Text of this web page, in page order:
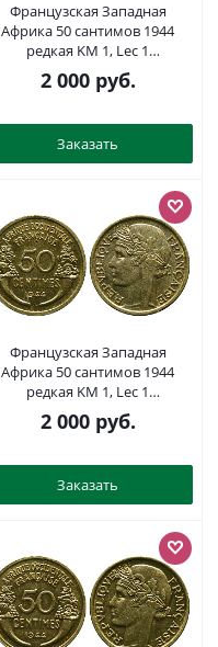
Французская Западная
Африка 50 сантимов 1944
редкая KM 1, Lec 1
алюминиевая бронза aUNC
4381-933
2 000руб.
Заказать
Французская Западная
Африка 50 сантимов 1944
редкая KM 1, Lec 1
алюминиевая бронза aUNC
4381-937
2 000руб.
Заказать